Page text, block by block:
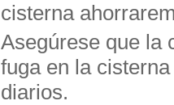
cisterna
Asegúrese que la
fuga en la
diarios.